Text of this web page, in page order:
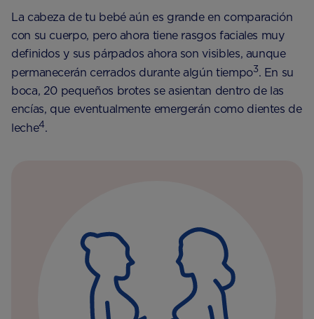
La cabeza de tu bebé aún es grande en comparación
con su cuerpo, pero ahora tiene rasgos faciales muy
definidos y sus párpados ahora son visibles, aunque
permanecerán cerrados durante algún tiempo3. En su
boca, 20 pequeños brotes se asientan dentro de las
encías, que eventualmente emergerán como dientes de
leche4.